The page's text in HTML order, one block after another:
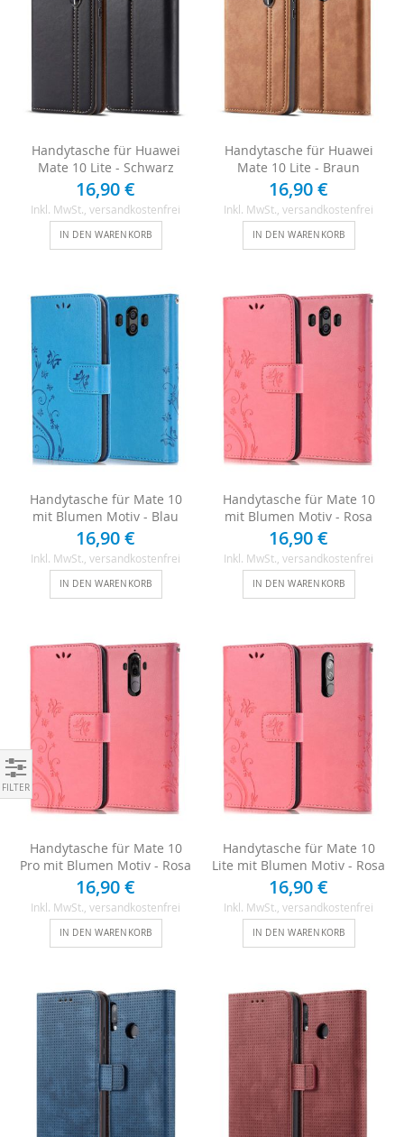
Handytasche für Huawei
Mate 10 Lite - Schwarz
16,90 €
Inkl. MwSt. , versandkostenfrei
IN DEN WARENKORB
Handytasche für Huawei
Mate 10 Lite - Braun
16,90 €
Inkl. MwSt. , versandkostenfrei
IN DEN WARENKORB
Handytasche für Mate 10
mit Blumen Motiv - Blau
16,90 €
Inkl. MwSt. , versandkostenfrei
IN DEN WARENKORB
Handytasche für Mate 10
mit Blumen Motiv - Rosa
16,90 €
Inkl. MwSt. , versandkostenfrei
IN DEN WARENKORB
Handytasche für Mate 10
Pro mit Blumen Motiv - Rosa
16,90 €
Inkl. MwSt., versandkostenfrei
IN DEN WARENKORB
Handytasche für Mate 10
Lite mit Blumen Motiv - Rosa
16,90 €
Inkl. MwSt., versandkostenfrei
IN DEN WARENKORB
Einkaufen nach